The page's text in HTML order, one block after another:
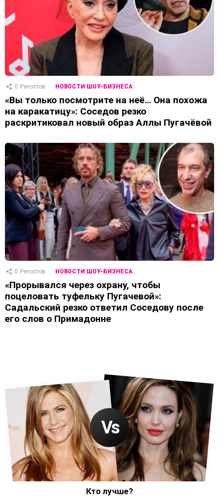
0 Репостов НОВОСТИ ШОУ-БИЗНЕСА
«Вы только посмотрите на неё… Она похожа
на каракатицу»: Соседов резко
раскритиковал новый образ Аллы Пугачёвой
0 Репостов НОВОСТИ ШОУ-БИЗНЕСА
«Прорывался через охрану, чтобы
поцеловать туфельку Пугачевой»:
Садальский резко ответил Соседову после
его слов о Примадонне
Кто лучше?